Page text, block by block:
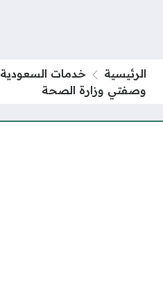
الرئيسية خدمات السعودية
وصفتي وزارة الصحة